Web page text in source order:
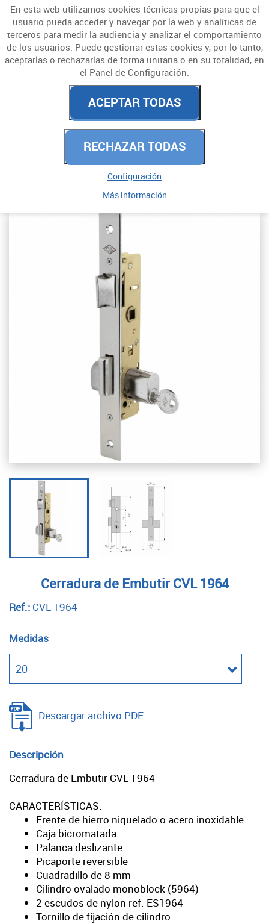
CERRADURAS Y
CERROJOS
PARA EMBUTIR
CARPINTERIA METÁLICA
Cerradura de Embutir CVL 1964
Ref.: CVL 1964
Medidas
Descargar archivo PDF
Descripción
Cerradura de Embutir CVL 1964
CARACTERÍSTICAS:
Frente de hierro niquelado o acero inoxidable
Caja bicromatada
Palanca deslizante
Picaporte reversible
Cuadradillo de 8 mm
Cilindro ovalado monoblock (5964)
2 escudos de nylon ref. ES1964
Tornillo de fijación de cilindro
En esta web utilizamos cookies técnicas propias para que el
usuario pueda acceder y navegar por la web y analíticas de
terceros para medir la audiencia y analizar el comportamiento
de los usuarios. Puede gestionar estas cookies y, por lo tanto,
aceptarlas o rechazarlas de forma unitaria o en su totalidad, en
el Panel de Configuración.
ACEPTAR TODAS
RECHAZAR TODAS
Configuración
Más información